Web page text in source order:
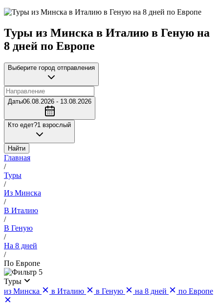
Туры из Минска в Италию в Геную на
8 дней по Европе
Выберите город отправления
Даты06.08.2026 - 13.08.2026
Кто едет?1 взрослый
Найти
Главная
/
Туры
/
Из Минска
/
В Италию
/
В Геную
/
На 8 дней
/
По Европе
5
Туры
из Минска
в Италию в Геную на 8 дней по Европе